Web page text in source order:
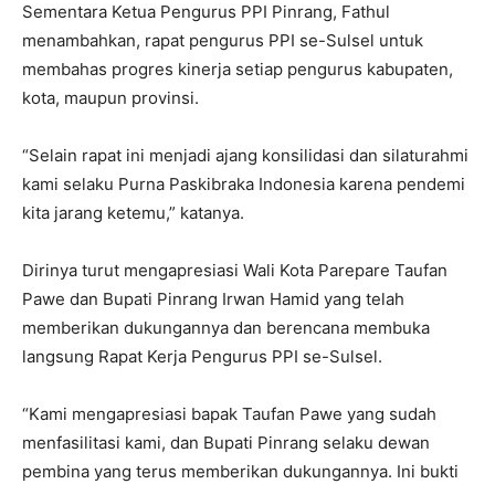
Sementara Ketua Pengurus PPI Pinrang, Fathul
menambahkan, rapat pengurus PPI se-Sulsel untuk
membahas progres kinerja setiap pengurus kabupaten,
kota, maupun provinsi.
“Selain rapat ini menjadi ajang konsilidasi dan silaturahmi
kami selaku Purna Paskibraka Indonesia karena pendemi
kita jarang ketemu,” katanya.
Dirinya turut mengapresiasi Wali Kota Parepare Taufan
Pawe dan Bupati Pinrang Irwan Hamid yang telah
memberikan dukungannya dan berencana membuka
langsung Rapat Kerja Pengurus PPI se-Sulsel.
“Kami mengapresiasi bapak Taufan Pawe yang sudah
menfasilitasi kami, dan Bupati Pinrang selaku dewan
pembina yang terus memberikan dukungannya. Ini bukti